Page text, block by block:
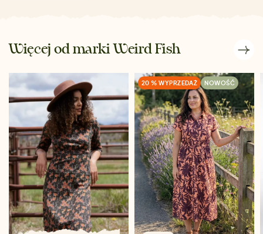
Więcej od marki Weird Fish
20 % WYPRZEDAŻ NOWOŚĆ